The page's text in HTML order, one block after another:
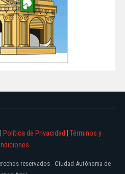
Política de Privacidad
Términos y
reservados - Ciudad Autónoma de